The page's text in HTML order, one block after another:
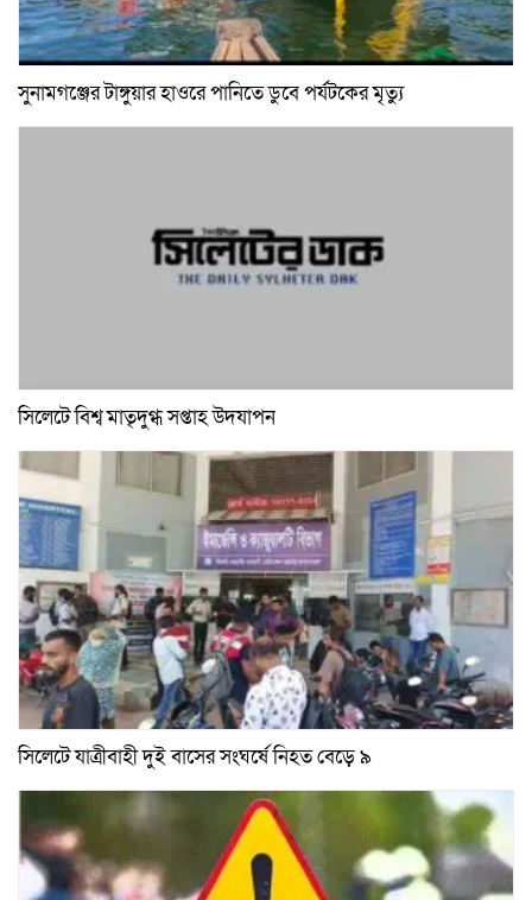
সুনামগঞ্জের টাঙ্গুয়ার হাওরে পানিতে ডুবে পর্যটকের মৃত্যু
সিলেটে বিশ্ব মাতৃদুগ্ধ সপ্তাহ উদযাপন
সিলেটে যাত্রীবাহী দুই বাসের সংঘর্ষে নিহত বেড়ে ৯